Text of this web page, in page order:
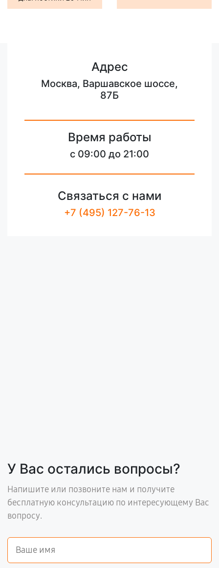
Адрес
Москва, Варшавское шоссе,
87Б
Время работы
c 09:00 до 21:00
Связаться с нами
+7 (495) 127-76-13
У Вас остались вопросы?
Напишите или позвоните нам и получите
бесплатную консультацию по интересующему Вас
вопросу.